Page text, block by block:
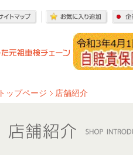
トップページ 店舗紹介